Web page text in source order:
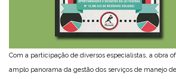
Com a participação de diversos especialistas, a obra
amplo panorama da gestão dos serviços de manejo